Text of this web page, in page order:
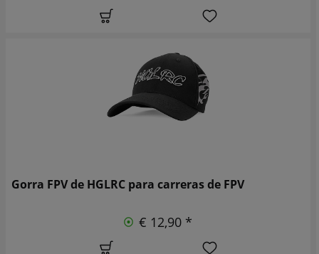
Gorra FPV de HGLRC para carreras de FPV
€ 12,90 *